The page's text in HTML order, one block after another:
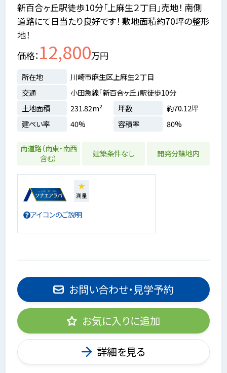
新百合ヶ丘駅徒歩10分「上麻生２丁目」売地！ 南側
道路にて日当たり良好です！ 敷地面積約70坪の整形
地！
価格 12,800万円
所在地
川崎市麻生区上麻生２丁目
交通
小田急線「新百合ヶ丘」駅徒歩10分
土地面積
231.82m² 坪数
約70.12坪
建ぺい率
40% 容積率 80%
南道路（南東・南西
含む）
建築条件なし 開発分譲地内
★
測量
アイコンのご説明
お問い合わせ・見学予約
お気に入りに追加
詳細を見る